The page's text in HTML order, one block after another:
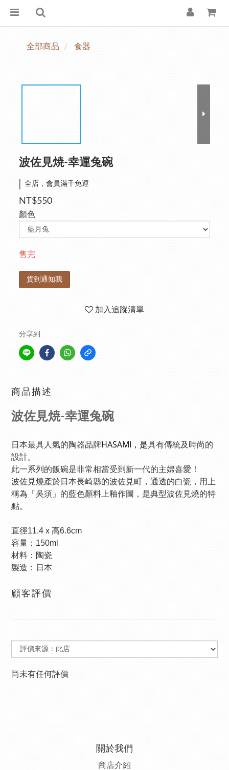
全部商品 食器
波佐見焼-幸運兔碗
全店，會員滿千免運
NT$550
顏色
售完
貨到通知我
加入追蹤清單
分享到
商品描述
波佐見焼-幸運兔碗
日本最具人氣的陶器品牌HASAMI，是具有傳統及時尚的
設計。
此一系列的飯碗是非常相當受到新一代的主婦喜愛！
波佐見燒產於日本長崎縣的波佐見町，通透的白瓷，用上
稱為「吳須」的藍色顏料上釉作圖，是典型波佐見燒的特
點。
直徑11.4 x 高6.6cm
容量：150ml
材料：陶瓷
製造： 日本
顧客評價
尚未有任何評價
關於我們
商店介紹